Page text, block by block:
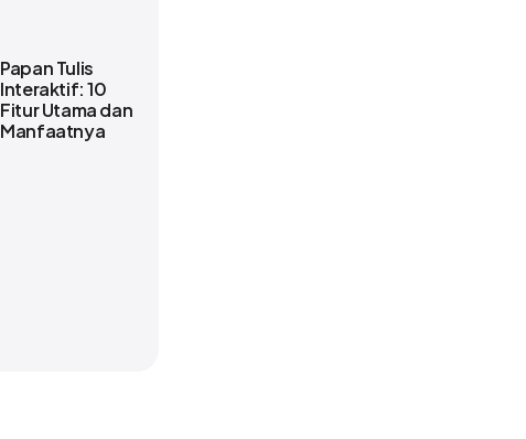
Papan Tulis
Interaktif: 10
Fitur Utama dan
Manfaatnya